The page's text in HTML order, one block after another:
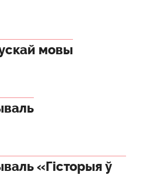
мовы
«Гісторыя ў